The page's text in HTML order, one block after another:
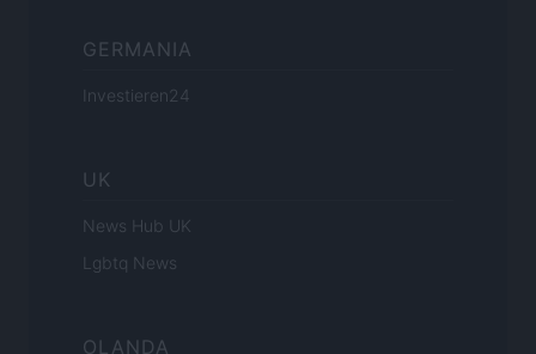
GERMANIA
Investieren24
UK
News Hub UK
Lgbtq News
OLANDA